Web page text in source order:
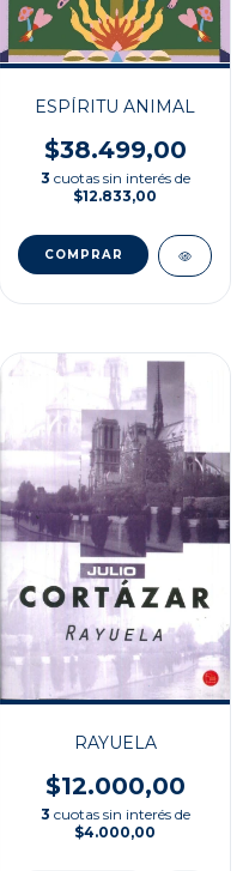
ESPÍRITU ANIMAL
$38.499,00
3 cuotas sin interés de
$12.833,00
RAYUELA
$12.000,00
3 cuotas sin interés de
$4.000,00